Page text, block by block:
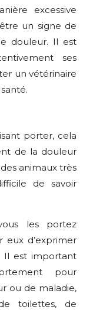
excessive
un signe de
douleur. Il est
ses
un vétérinaire
porter, cela
de la douleur
animaux très
de savoir
les portez
d’exprimer
Il est important
pour
ou de maladie,
toilettes, de